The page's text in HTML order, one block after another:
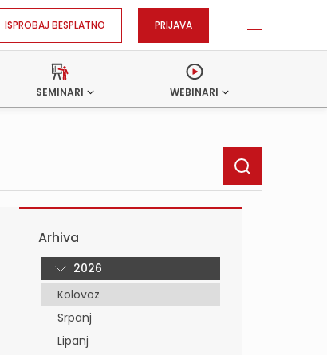
ISPROBAJ BESPLATNO PRIJAVA
SEMINARI WEBINARI
Arhiva
2026
Kolovoz
Srpanj
Lipanj